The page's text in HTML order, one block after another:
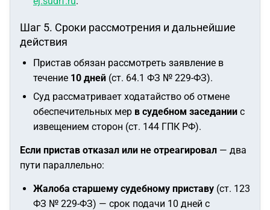
Шаг 5. Сроки рассмотрения и дальнейшие
действия
Пристав обязан рассмотреть заявление в
течение 10 дней (ст. 64.1 ФЗ № 229-ФЗ).
Суд рассматривает ходатайство об отмене
обеспечительных мер в судебном заседании с
извещением сторон (ст. 144 ГПК РФ).
Если пристав отказал или не отреагировал — два
пути параллельно:
Жалоба старшему судебному приставу (ст. 123
ФЗ № 229-ФЗ) — срок подачи 10 дней с